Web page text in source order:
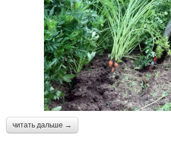
читать дальше →